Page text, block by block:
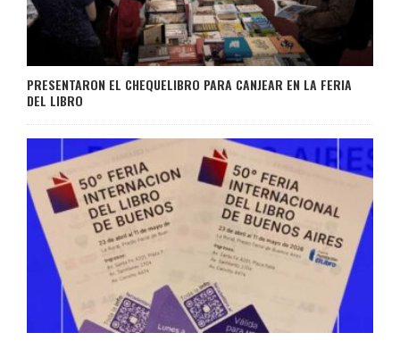
PRESENTARON EL CHEQUELIBRO PARA CANJEAR EN LA FERIA
DEL LIBRO